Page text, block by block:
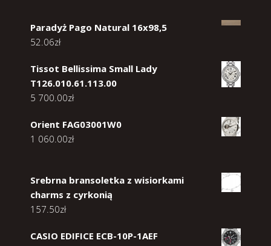
Paradyż Pago Natural 16x98,5
52.06zł
Tissot Bellissima Small Lady
T126.010.61.113.00
5 700.00zł
Orient FAG03001W0
1 060.00zł
Srebrna bransoletka z wisiorkami
charms z cyrkonią
157.50zł
CASIO EDIFICE ECB-10P-1AEF